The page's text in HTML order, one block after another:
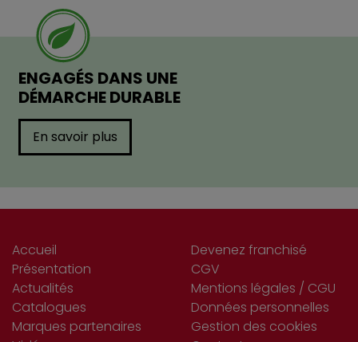
ENGAGÉS DANS UNE
DÉMARCHE DURABLE
En savoir plus
Accueil
Présentation
Actualités
Catalogues
Marques partenaires
Devenez franchisé
CGV
Mentions légales / CGU
Données personnelles
Gestion des cookies